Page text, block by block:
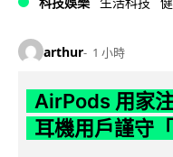
arthur 1 小時
AirPods 用家
耳機用戶謹守